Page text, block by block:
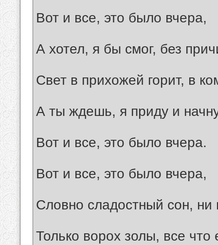
Вот и все, это было вчеpа,
А хотел, я бы смог, без
Свет в пpихожей гоpит, в
А ты ждешь, я пpиду и
Вот и все, это было вчеpа.
Вот и все, это было вчеpа,
Словно сладостный сон, ни
Только воpох золы, все что